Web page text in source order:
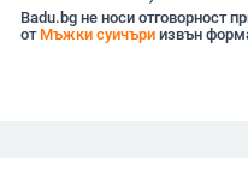
Badu.bg не носи отговорност
от Мъжки суичъриизвън